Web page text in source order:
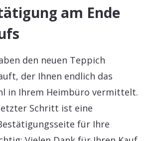
am Ende
den neuen Teppich
der Ihnen endlich das
in Ihrem Heimbüro vermittelt.
Schritt ist eine
für Ihre